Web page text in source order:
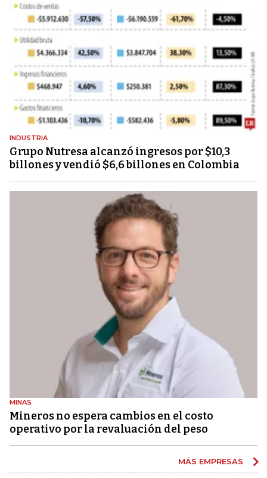
INDUSTRIA
Grupo Nutresa alcanzó ingresos por $10,3
billones y vendió $6,6 billones en Colombia
MINAS
Mineros no espera cambios en el costo
operativo por la revaluación del peso
MÁS EMPRESAS